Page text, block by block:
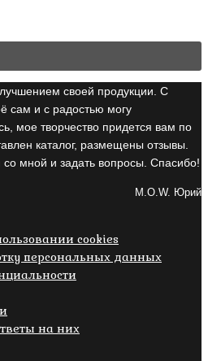
своей продукции. С
сам и с радостью могу
мое творчество придется вам по
каталог, размещены отзывы.
со мной и задать вопросы. Спасибо!
M.O.W. Юрий
cookies
персональных данных
на них